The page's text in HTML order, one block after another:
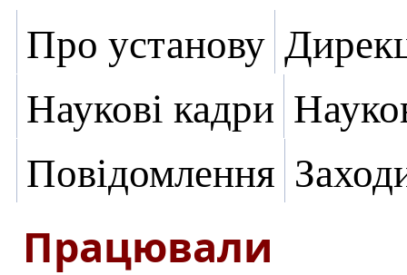
Про установу
Наукові кадри
Повідомлення
Працювали